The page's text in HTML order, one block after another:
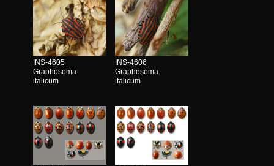
INS-4605
Graphosoma
italicum
INS-4606
Graphosoma
italicum